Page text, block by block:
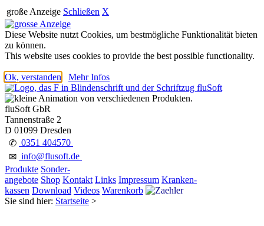
große Anzeige Schließen X
Diese Website nutzt Cookies, um bestmögliche Funktionalität bieten
zu können.
This website uses cookies to provide the best possible functionality.
Ok, verstanden Mehr Infos
fluSoft GbR
Tannenstraße 2
D 01099 Dresden
✆ 0351 404570
✉ info@flusoft.de
Produkte Sonder-
angebote Shop Kontakt Links Impressum Kranken-
kassen Download Videos Warenkorb
Sie sind hier: Startseite >